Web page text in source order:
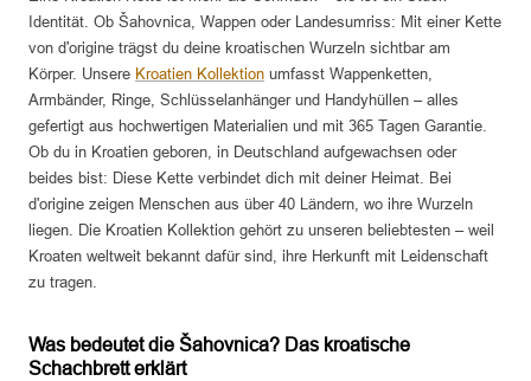
Identität. Ob Šahovnica, Wappen oder Landesumriss: Mit einer Kette
von d'origine trägst du deine kroatischen Wurzeln sichtbar am
Körper. Unsere Kroatien Kollektion umfasst Wappenketten,
Armbänder, Ringe, Schlüsselanhänger und Handyhüllen – alles
gefertigt aus hochwertigen Materialien und mit 365 Tagen Garantie.
Ob du in Kroatien geboren, in Deutschland aufgewachsen oder
beides bist: Diese Kette verbindet dich mit deiner Heimat. Bei
d'origine zeigen Menschen aus über 40 Ländern, wo ihre Wurzeln
liegen. Die Kroatien Kollektion gehört zu unseren beliebtesten – weil
Kroaten weltweit bekannt dafür sind, ihre Herkunft mit Leidenschaft
zu tragen.
Was bedeutet die Šahovnica? Das kroatische
Schachbrett erklärt